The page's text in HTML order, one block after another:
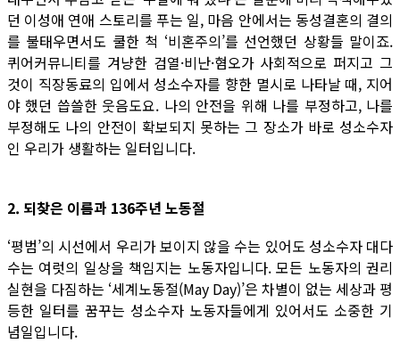
던 이성애 연애 스토리를 푸는 일, 마음 안에서는 동성결혼의 결의
를 불태우면서도 쿨한 척 ‘비혼주의’를 선언했던 상황들 말이죠.
퀴어커뮤니티를 겨냥한 검열·비난·혐오가 사회적으로 퍼지고 그
것이 직장동료의 입에서 성소수자를 향한 멸시로 나타날 때, 지어
야 했던 씁쓸한 웃음도요. 나의 안전을 위해 나를 부정하고, 나를
부정해도 나의 안전이 확보되지 못하는 그 장소가 바로 성소수자
인 우리가 생활하는 일터입니다.
2. 되찾은 이름과 136주년 노동절
‘평범’의 시선에서 우리가 보이지 않을 수는 있어도 성소수자 대다
수는 여럿의 일상을 책임지는 노동자입니다. 모든 노동자의 권리
실현을 다짐하는 ‘세계노동절(May Day)’은 차별이 없는 세상과 평
등한 일터를 꿈꾸는 성소수자 노동자들에게 있어서도 소중한 기
념일입니다.